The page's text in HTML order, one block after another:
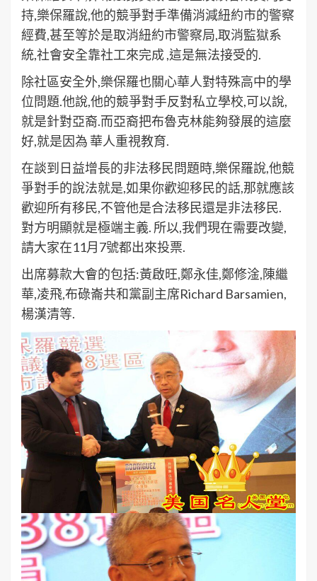
持,樂保羅說,他的競爭對手準備消減紐約市的警察
經費,甚至等於是取消紐約市警察局,取消監獄系
統,社會安全靠社工來完成 ,這是無法接受的.
除社區安全外,樂保羅也關心華人對特殊高中的學
位問題.他說,他的競爭對手反對私立學校,可以說,
就是針對亞裔.而亞裔把布魯克林能夠發展的這麼
好,就是因為 華人重視教育.
在談到日益增長的非法移民問題時,樂保羅說,他競
爭對手的說法就是,如果你歡迎移民的話,那就應該
歡迎所有移民,不管他是合法移民還是非法移民.
對方明顯就是極端主義. 所以,我們現在需要改變,
請大家在11月7號都出來投票.
出席募款大會的包括:黃啟旺,鄭永佳,鄭修淦,陳繼
華,凌飛,布碌崙共和黨副主席Richard Barsamien,
楊漢清等.